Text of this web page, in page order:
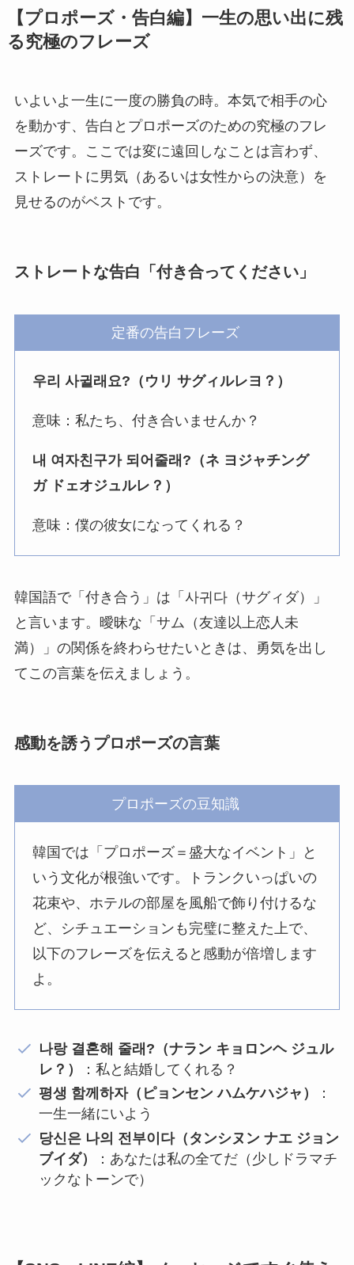
【プロポーズ・告白編】一生の思い出に残
る究極のフレーズ
いよいよ一生に一度の勝負の時。本気で相手の心
を動かす、告白とプロポーズのための究極のフレ
ーズです。ここでは変に遠回しなことは言わず、
ストレートに男気（あるいは女性からの決意）を
見せるのがベストです。
ストレートな告白「付き合ってください」
定番の告白フレーズ
우리 사귈래요?（ウリ サグィルレヨ？）
意味：私たち、付き合いませんか？
내 여자친구가 되어줄래?（ネ ヨジャチング
ガ ドェオジュルレ？）
意味：僕の彼女になってくれる？
韓国語で「付き合う」は「사귀다（サグィダ）」
と言います。曖昧な「サム（友達以上恋人未
満）」の関係を終わらせたいときは、勇気を出し
てこの言葉を伝えましょう。
感動を誘うプロポーズの言葉
プロポーズの豆知識
韓国では「プロポーズ＝盛大なイベント」と
いう文化が根強いです。トランクいっぱいの
花束や、ホテルの部屋を風船で飾り付けるな
ど、シチュエーションも完璧に整えた上で、
以下のフレーズを伝えると感動が倍増します
よ。
나랑 결혼해 줄래?（ナラン キョロンヘ ジュル
レ？）
：私と結婚してくれる？
평생 함께하자（ピョンセン ハムケハジャ）
：
一生一緒にいよう
당신은 나의 전부이다（タンシヌン ナエ ジョン
ブイダ）
：あなたは私の全てだ（少しドラマチ
ックなトーンで）